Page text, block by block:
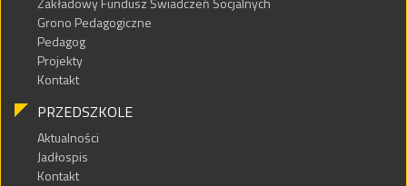
Grono Pedagogiczne
Pedagog
Projekty
Kontakt
PRZEDSZKOLE
Aktualności
Jadłospis
Kontakt